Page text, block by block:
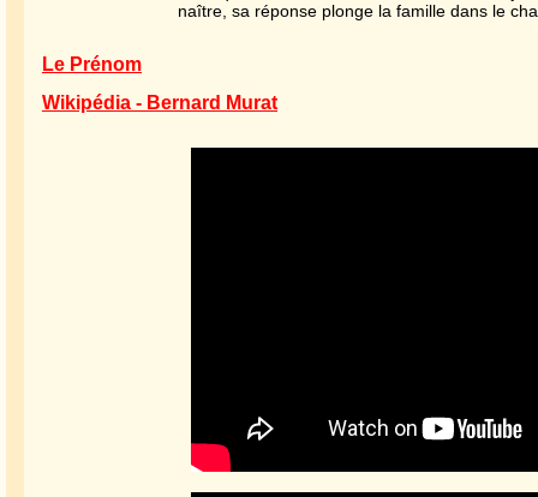
naître, sa réponse plonge la famille dans le
Le Prénom
Wikipédia - Bernard Murat